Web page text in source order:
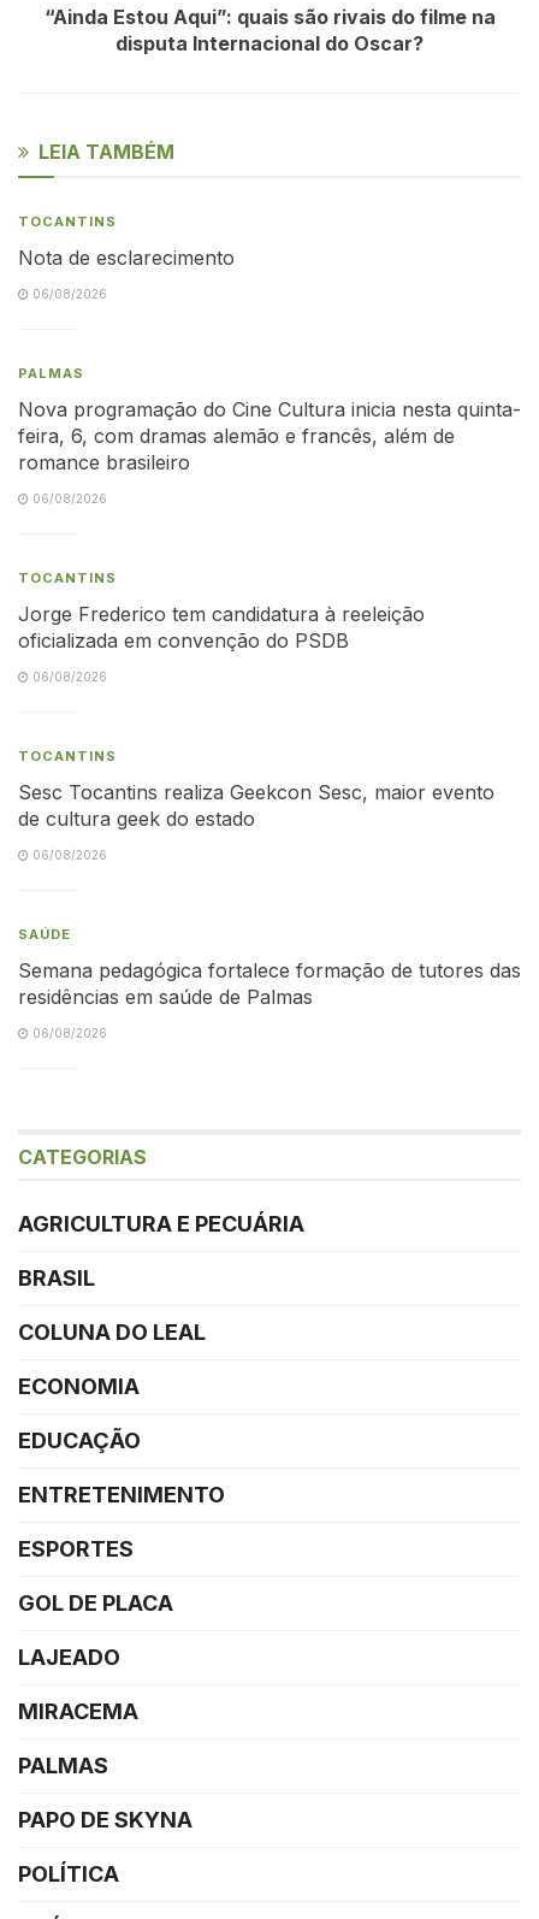
“Ainda Estou Aqui”: quais são rivais do filme na
disputa Internacional do Oscar?
LEIA TAMBÉM
TOCANTINS
Nota de esclarecimento
06/08/2026
PALMAS
Nova programação do Cine Cultura inicia nesta quinta-
feira, 6, com dramas alemão e francês, além de
romance brasileiro
06/08/2026
TOCANTINS
Jorge Frederico tem candidatura à reeleição
oficializada em convenção do PSDB
06/08/2026
TOCANTINS
Sesc Tocantins realiza Geekcon Sesc, maior evento
de cultura geek do estado
06/08/2026
SAÚDE
Semana pedagógica fortalece formação de tutores das
residências em saúde de Palmas
06/08/2026
CATEGORIAS
AGRICULTURA E PECUÁRIA
BRASIL
COLUNA DO LEAL
ECONOMIA
EDUCAÇÃO
ENTRETENIMENTO
ESPORTES
GOL DE PLACA
LAJEADO
MIRACEMA
PALMAS
PAPO DE SKYNA
POLÍTICA